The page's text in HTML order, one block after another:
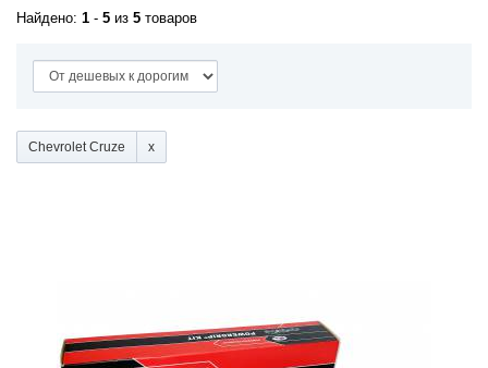
Найдено: 1 - 5 из 5 товаров
Chevrolet Cruze